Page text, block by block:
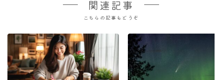
関連記事
こちらの記事もどうぞ